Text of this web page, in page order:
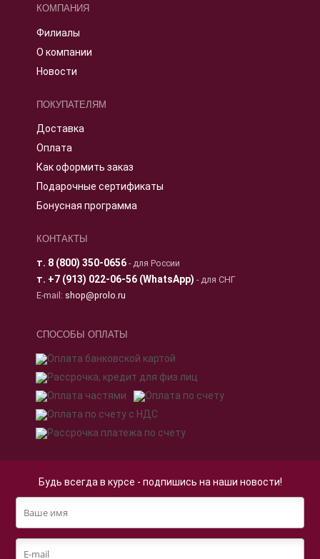
КОМПАНИЯ
Филиалы
О компании
Новости
ПОКУПАТЕЛЯМ
Доставка
Оплата
Как оформить заказ
Подарочные сертификаты
Бонусная программа
КОНТАКТЫ
т. 8 (800) 350-0656- для России
т. +7 (913) 022-06-56 (WhatsApp) - для СНГ
E-mail: shop@prolo.ru
СПОСОБЫ ОПЛАТЫ
Будь всегда в курсе - подпишись на наши новости!